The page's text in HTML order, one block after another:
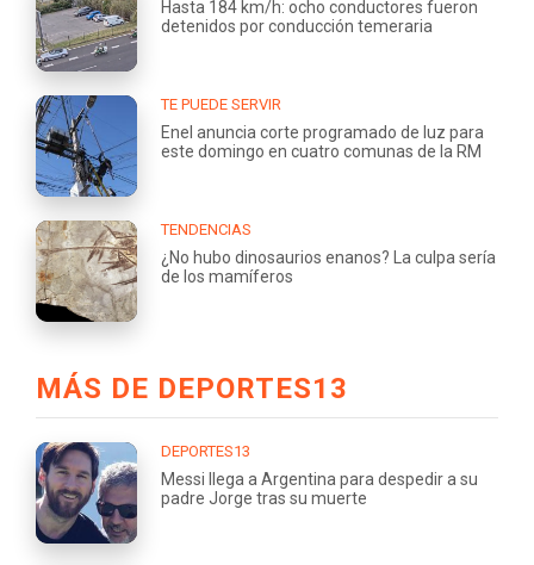
Hasta 184 km/h: ocho conductores fueron
detenidos por conducción temeraria
TE PUEDE SERVIR
Enel anuncia corte programado de luz para
este domingo en cuatro comunas de la RM
TENDENCIAS
¿No hubo dinosaurios enanos? La culpa sería
de los mamíferos
MÁS DE DEPORTES13
DEPORTES13
Messi llega a Argentina para despedir a su
padre Jorge tras su muerte